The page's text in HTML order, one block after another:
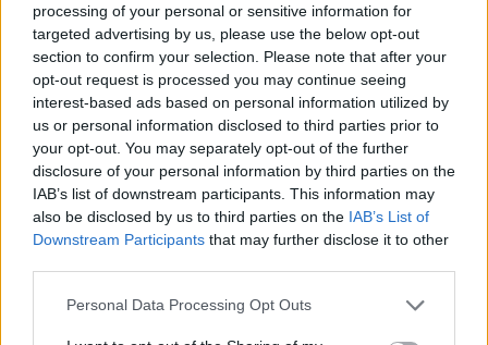
processing of your personal or sensitive information for
targeted advertising by us, please use the below opt-out
section to confirm your selection. Please note that after your
opt-out request is processed you may continue seeing
interest-based ads based on personal information utilized by
us or personal information disclosed to third parties prior to
your opt-out. You may separately opt-out of the further
disclosure of your personal information by third parties on the
IAB’s list of downstream participants. This information may
also be disclosed by us to third parties on the IAB’s List of
Downstream Participants that may further disclose it to other
Personal Data Processing Opt Outs
WEBTV
Skoda: Ξεκίνησε η παραγωγή του